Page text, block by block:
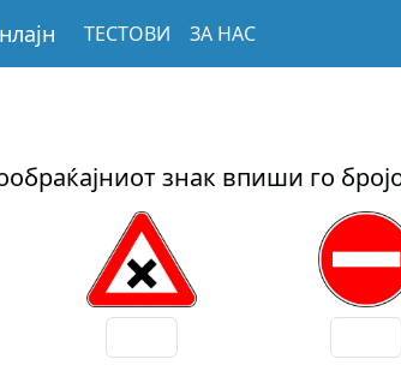
ТЕСТОВИ ЗА НАС
знак впиши го